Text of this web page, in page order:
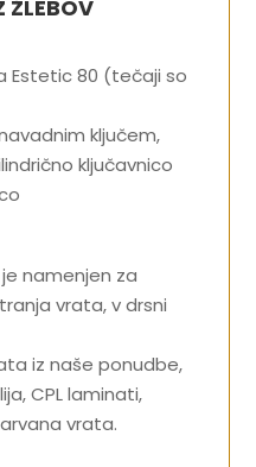
ŽLEBOV
Estetic 80 (tečaji so
ključem,
ključavnico
je namenjen za
vrata, v drsni
iz naše ponudbe,
CPL laminati,
vrata.